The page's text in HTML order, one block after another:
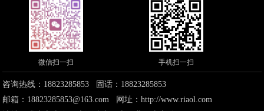
微信扫一扫 手机扫一扫
咨询热线：18823285853 固话：18823285853
邮箱：18823285853@163.com 网址：http://www.riaol.com